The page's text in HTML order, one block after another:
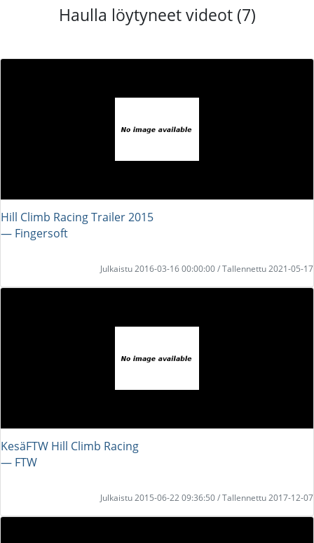
Haulla löytyneet videot (7)
Hill Climb Racing Trailer 2015
― Fingersoft
Julkaistu 2016-03-16 00:00:00 / Tallennettu 2021-05-17
KesäFTW Hill Climb Racing
― FTW
Julkaistu 2015-06-22 09:36:50 / Tallennettu 2017-12-07